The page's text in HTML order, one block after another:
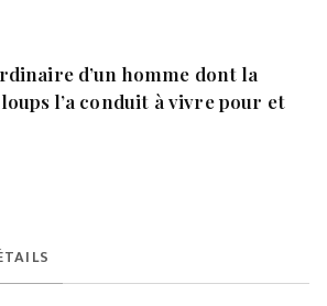
d’un homme dont la
l’a conduit à vivre pour et